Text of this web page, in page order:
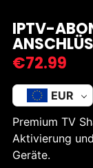
IPTV-
€72.99
EUR
Premium TV
Aktivierung
Geräte.